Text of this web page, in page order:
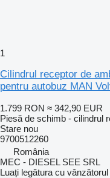
1
Cilindrul receptor de
pentru autobuz MAN
1.799 RON ≈ 342,90 EUR
Piesă de schimb - cilindrul
Stare nou
9700512260
România
MEC - DIESEL SEE SRL
Luați legătura cu vânzătorul